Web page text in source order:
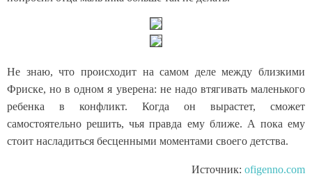
Не знаю, что происходит на самом деле между близкими
Фриске, но в одном я уверена: не надо втягивать маленького
ребенка в конфликт. Когда он вырастет, сможет
самостоятельно решить, чья правда ему ближе. А пока ему
стоит насладиться бесценными моментами своего детства.
Источник: ofigenno.com